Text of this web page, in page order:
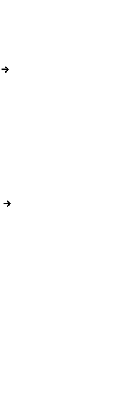
→
→